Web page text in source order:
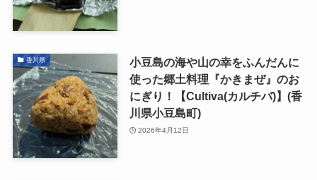
香川県
小豆島の海や山の幸をふんだんに
使った郷土料理『かきまぜ』のお
にぎり！【Cultiva(カルチバ)】(香
川県小豆島町)
2026年4月12日